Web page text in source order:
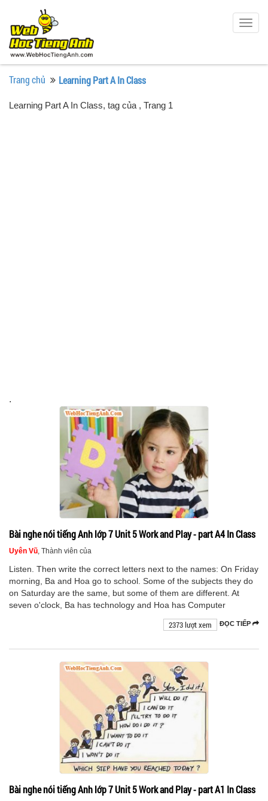
Trang chủ Learning Part A In Class
Learning Part A In Class, tag của , Trang 1
.
Bài nghe nói tiếng Anh lớp 7 Unit 5 Work and Play - part A4 In Class
Uyên Vũ , Thành viên của
Listen. Then write the correct letters next to the names: On Friday
morning, Ba and Hoa go to school. Some of the subjects they do
on Saturday are the same, but some of them are different. At
seven o'clock, Ba has technology and Hoa has Computer
ĐỌC TIẾP
2373 lượt xem
Bài nghe nói tiếng Anh lớp 7 Unit 5 Work and Play - part A1 In Class